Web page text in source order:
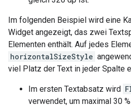
Im folgenden Beispiel wird eine
Widget angezeigt, das zwei
Elementen enthält. Auf jedes
horizontalSizeStyle
viel Platz der Text in jeder Spalte
Im ersten Textabsatz wird
verwendet, um maximal 30